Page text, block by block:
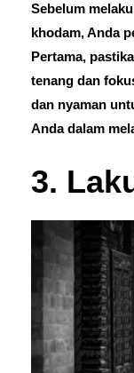
Sebelum
khodam, Anda
Pertama,
tenang dan
dan nyaman
Anda dalam
3.